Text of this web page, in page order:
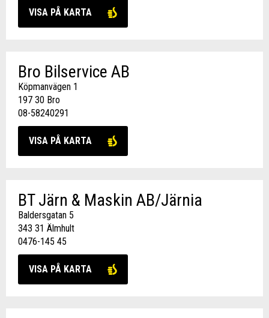
VISA PÅ KARTA
Bro Bilservice AB
Köpmanvägen 1
197 30 Bro
08-58240291
VISA PÅ KARTA
BT Järn & Maskin AB/Järnia
Baldersgatan 5
343 31 Älmhult
0476-145 45
VISA PÅ KARTA